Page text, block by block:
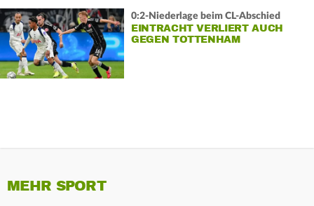
0:2-Niederlage beim CL-Abschied
EINTRACHT VERLIERT AUCH
GEGEN TOTTENHAM
MEHR SPORT